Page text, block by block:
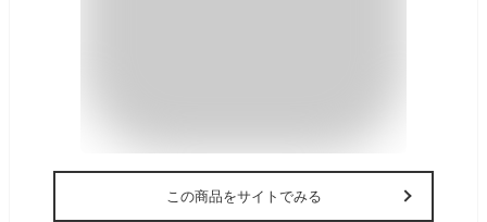
この商品をサイトでみる